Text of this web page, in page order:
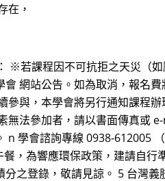
在，
※若課程因不可抗拒之天災（如
網站公告。如為取消，報名
參與，本學會將另行通知課程辦
法參加者，請以書面傳真或
n 學會諮詢專線 0938-612005
，為響應環保政策，建請自
之登錄，敬請見諒。 5 台灣